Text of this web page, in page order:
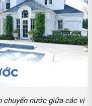
chuyển nước giữa các vị